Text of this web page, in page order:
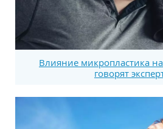
Влияние микропластика
говорят